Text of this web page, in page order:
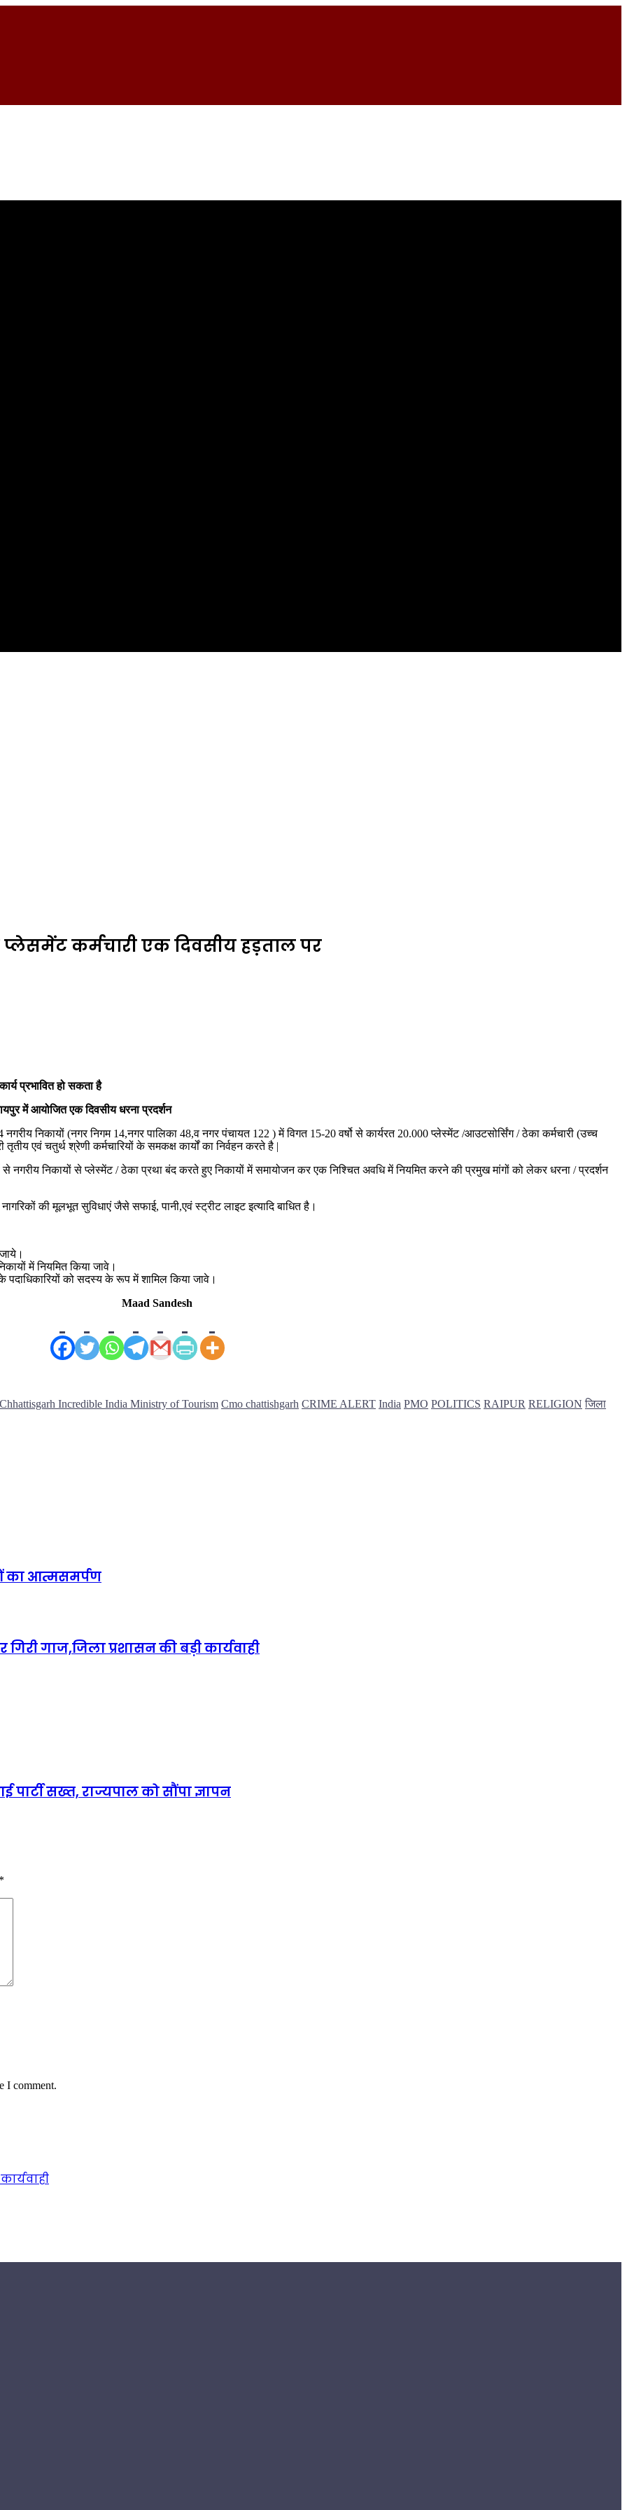
कर्मचारी एक दिवसीय हड़ताल पर
प्रभावित हो सकता है
में आयोजित एक दिवसीय धरना प्रदर्शन
निकायों (नगर निगम 14,नगर पालिका 48,व नगर पंचायत 122 ) में विगत 15-20 वर्षो से कार्यरत 20.000 प्लेस्मेंट /आउटसोर्सिंग / ठेका कर्मचारी (उच्च
एवं चतुर्थ श्रेणी कर्मचारियों के समकक्ष कार्यों का निर्वहन करते है |
से नगरीय निकायों से प्लेस्मेंट / ठेका प्रथा बंद करते हुए निकायों में समायोजन कर एक निश्चित अवधि में नियमित करने की प्रमुख मांगों को लेकर धरना / प्रदर्शन
की मूलभूत सुविधाएं जैसे सफाई, पानी,एवं स्ट्रीट लाइट इत्यादि बाधित है।
में नियमित किया जावे।
पदाधिकारियों को सदस्य के रूप में शामिल किया जावे।
Maad Sandesh
Incredible India Ministry of Tourism Cmo chattishgarh CRIME ALERT India PMO POLITICS RAIPUR RELIGION जिला
का आत्मसमर्पण
गाज,जिला प्रशासन की बड़ी कार्यवाही
पार्टी सख्त, राज्यपाल को सौंपा ज्ञापन
*
I comment.